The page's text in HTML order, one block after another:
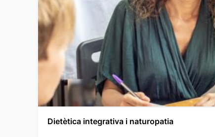
Dietètica integrativa i naturopatia